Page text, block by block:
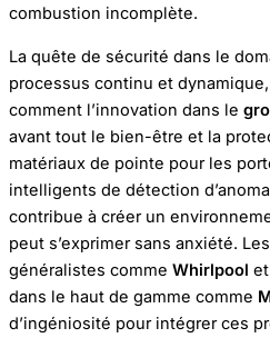
combustion incomplète.
La quête de sécurité dans le
processus continu et
comment l’innovation dans le
avant tout le bien-être et la
matériaux de pointe pour les
intelligents de détection
contribue à créer un
peut s’exprimer sans anxiété.
généralistes comme Whirlpool et
dans le haut de gamme comme
d’ingéniosité pour intégrer ces